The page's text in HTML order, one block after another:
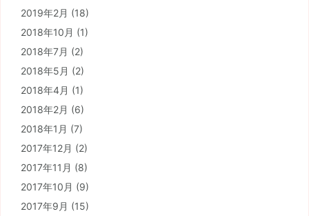
2019年2月 (18)
2018年10月 (1)
2018年7月 (2)
2018年5月 (2)
2018年4月 (1)
2018年2月 (6)
2018年1月 (7)
2017年12月 (2)
2017年11月 (8)
2017年10月 (9)
2017年9月 (15)